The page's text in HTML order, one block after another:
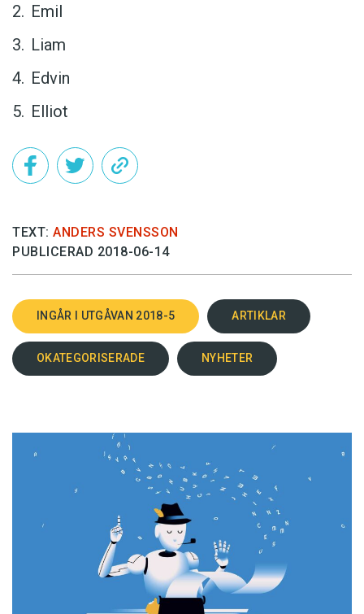
Emil
Liam
Edvin
Elliot
TEXT: ANDERS SVENSSON
PUBLICERAD 2018-06-14
INGÅR I UTGÅVAN 2018-5 ARTIKLAR
OKATEGORISERADE NYHETER